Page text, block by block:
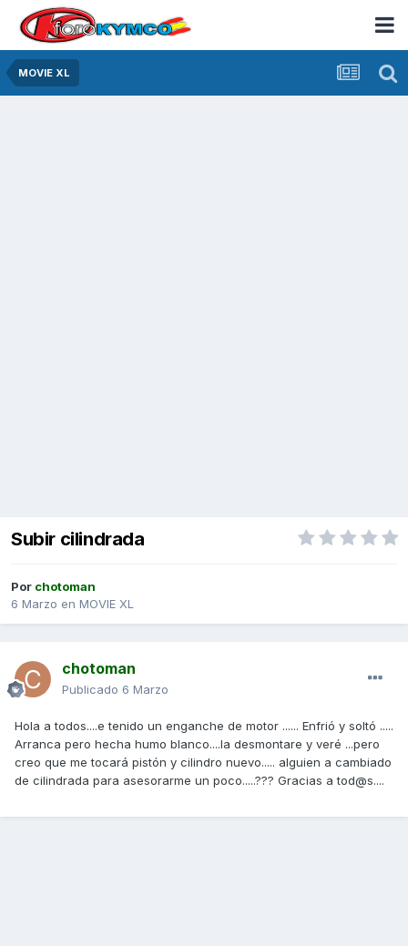
MOVIE XL
Subir cilindrada
Por chotoman
6 Marzo en MOVIE XL
chotoman
Publicado 6 Marzo
Hola a todos....e tenido un enganche de motor ...... Enfrió y soltó .....
Arranca pero hecha humo blanco....la desmontare y veré ...pero
creo que me tocará pistón y cilindro nuevo..... alguien a cambiado
de cilindrada para asesorarme un poco.....??? Gracias a tod@s....